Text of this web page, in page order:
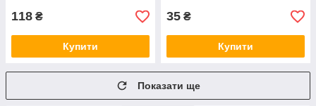
118 ₴
Купити
35 ₴
Купити
Показати ще